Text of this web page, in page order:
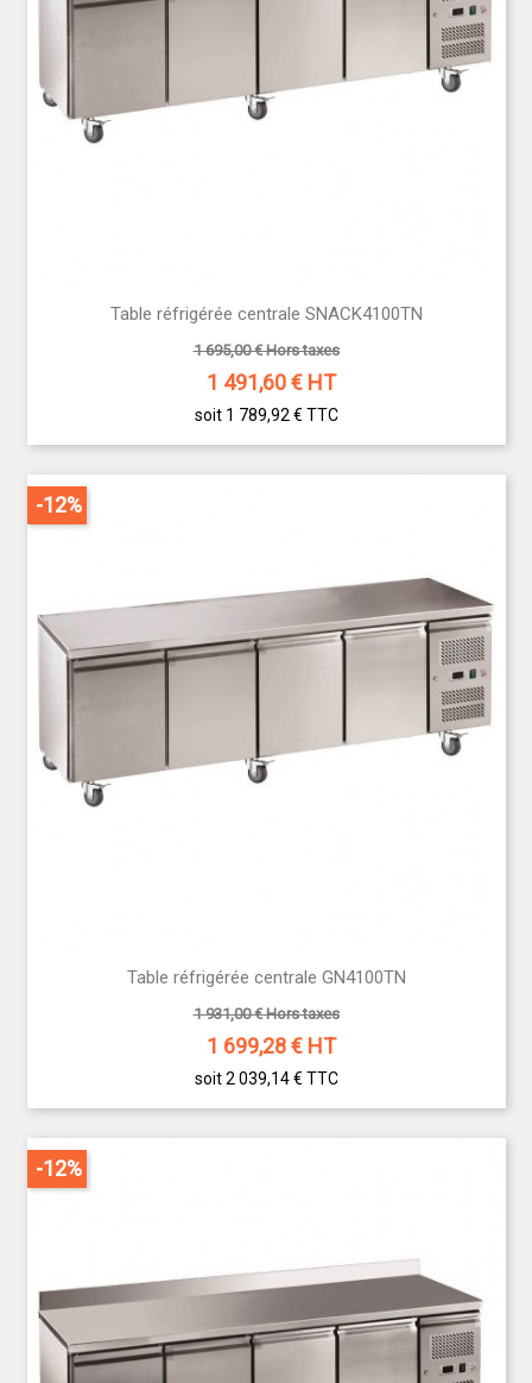
Table réfrigérée centrale SNACK4100TN
1 695,00 € Hors taxes
1 491,60€ HT
soit 1 789,92 € TTC
Table réfrigérée centrale GN4100TN
1 931,00 € Hors taxes
1 699,28€ HT
soit 2 039,14 € TTC
-12%
-12%